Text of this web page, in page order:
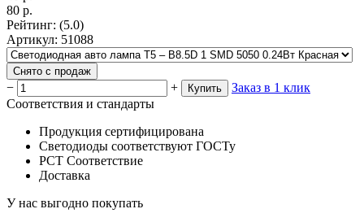
80 р.
Рейтинг: (5.0)
Артикул: 51088
Снято с продаж
− + Купить
Заказ в 1 клик
Соответствия и стандарты
Продукция сертифицирована
Светодиоды соответствуют ГОСТу
РСТ Соответствие
Доставка
У нас выгодно покупать